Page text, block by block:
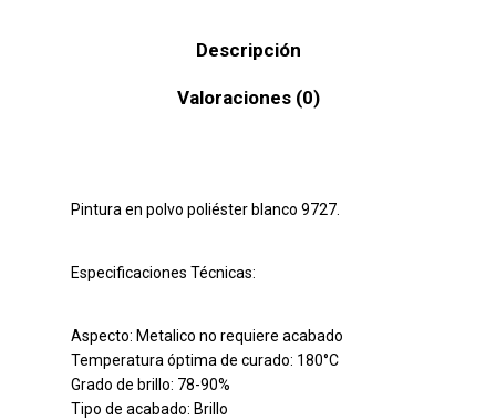
Descripción
Valoraciones (0)
Pintura en polvo poliéster blanco 9727.
Especificaciones Técnicas:
Aspecto: Metalico no requiere acabado
Temperatura óptima de curado: 180°C
Grado de brillo: 78-90%
Tipo de acabado: Brillo